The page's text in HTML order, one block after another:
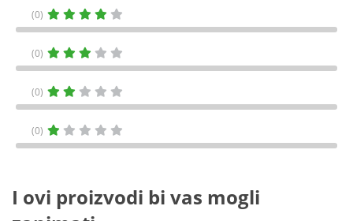
(0)
(0)
(0)
(0)
I ovi proizvodi bi vas mogli